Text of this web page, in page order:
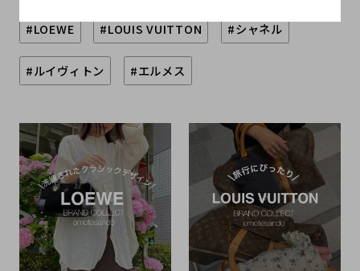
#LOEWE #LOUIS VUITTON #シャネル
#ルイヴィトン #エルメス